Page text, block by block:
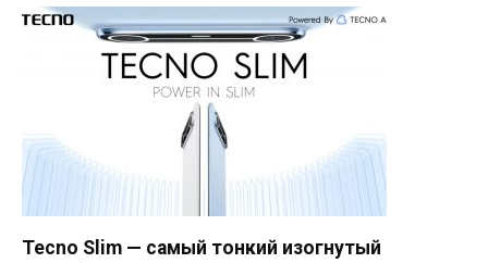
Tecno Slim — самый тонкий изогнутый